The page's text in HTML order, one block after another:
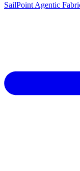
SailPoint Agentic